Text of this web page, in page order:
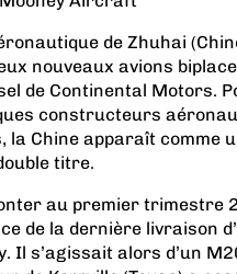
de Zhuhai
nouveaux avions
de Continental Motors.
constructeurs
la Chine apparaît comme
titre.
au premier trimestre
de la dernière livraison
Il s’agissait alors d’un